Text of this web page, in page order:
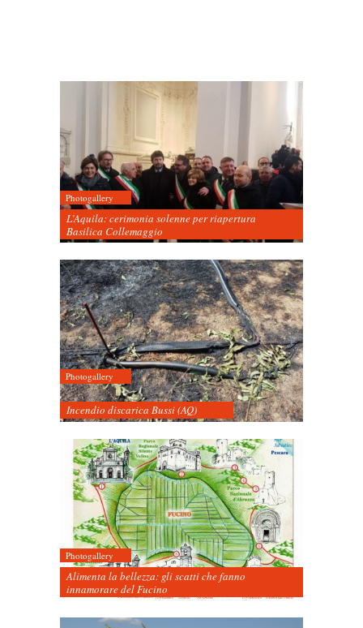
Photogallery
L’Aquila: cerimonia solenne per riapertura
Basilica Collemaggio
Photogallery
Incendio discarica Bussi (AQ)
Photogallery
Alimenta la bellezza: gli scatti che fanno
innamorare del Fucino